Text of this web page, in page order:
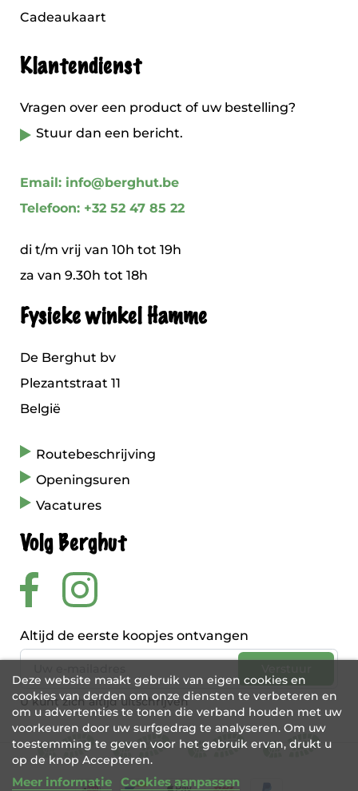
Cadeaukaart
Klantendienst
Vragen over een product of uw bestelling?
Stuur dan een bericht.
Email: info@berghut.be
Telefoon: +32 52 47 85 22
di t/m vrij van 10h tot 19h
za van 9.30h tot 18h
Fysieke winkel Hamme
De Berghut bv
Plezantstraat 11
België
Routebeschrijving
Openingsuren
Vacatures
Volg Berghut
Altijd de eerste koopjes ontvangen
U kunt zich altijd uitschrijven
Deze website maakt gebruik van eigen cookies en
cookies van derden om onze diensten te verbeteren en
om u advertenties te tonen die verband houden met uw
voorkeuren door uw surfgedrag te analyseren. Om uw
toestemming te geven voor het gebruik ervan, drukt u
op de knop Accepteren.
Meer informatie Cookies aanpassen